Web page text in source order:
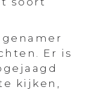
Er is
kijken,